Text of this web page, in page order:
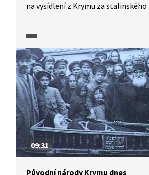
na vysídlení z Krymu za
splněním celoživotních tužeb. Po
poloostrova v roce 2014 se jejich
zhoršila a mnozí opět z Krymu
do vnitřní Ukrajiny.
09:31
Původní národy Krymu dnes